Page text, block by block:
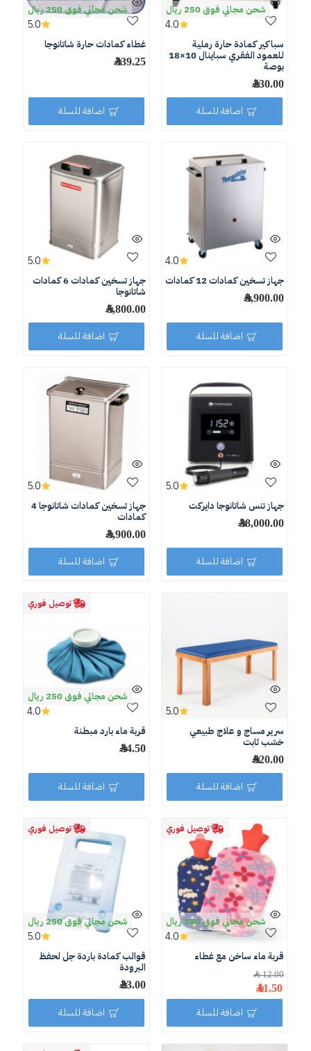
شحن مجاني فوق 250 ريال
سباكير كمادة حارة رملية
للعمود الفقري سباينال 10×18
بوصة
230.00 ﷼
4.0
اضافة للسلة
شحن مجاني فوق 250 ريال
غطاء كمادات حارة شاتانوجا
339.25 ﷼
5.0
اضافة للسلة
جهاز تسخين كمادات 12 كمادات
9,900.00 ﷼
4.0
اضافة للسلة
جهاز تسخين كمادات 6 كمادات
شاتانوجا
5,800.00 ﷼
5.0
اضافة للسلة
جهاز تنس شاتانوجا دايركت
38,000.00 ﷼
5.0
اضافة للسلة
جهاز تسخين كمادات شاتانوجا 4
كمادات
3,900.00 ﷼
5.0
اضافة للسلة
سرير مساج و علاج طبيعي
خشب ثابت
920.00 ﷼
5.0
اضافة للسلة
توصيل فوري
شحن مجاني فوق 250 ريال
قربة ماء بارد مبطنة
34.50 ﷼
4.0
اضافة للسلة
توصيل فوري
شحن مجاني فوق 250 ريال
قربة ماء ساخن مع غطاء
11.50 ﷼
12.00 ﷼
4.0
اضافة للسلة
توصيل فوري
شحن مجاني فوق 250 ريال
قوالب كمادة باردة جل لحفظ
البرودة
23.00 ﷼
5.0
اضافة للسلة